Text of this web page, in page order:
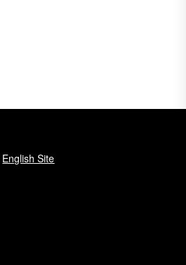
English Site